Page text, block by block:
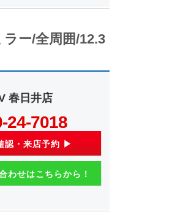
ー/全周囲/12.3
春日井店
24-7018
認・来店予約 ▶
わせはこちらから！